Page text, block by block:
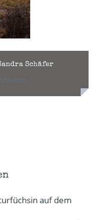
Schäfer
auf dem